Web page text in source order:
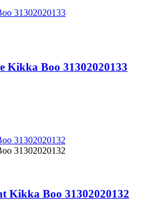
Kikka Boo 31302020133
Kikka Boo 31302020132